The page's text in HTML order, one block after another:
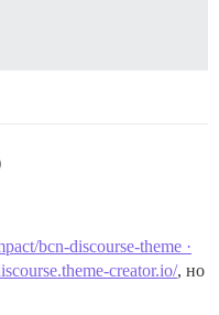
bcn-discourse-theme ·
creator.io/, но